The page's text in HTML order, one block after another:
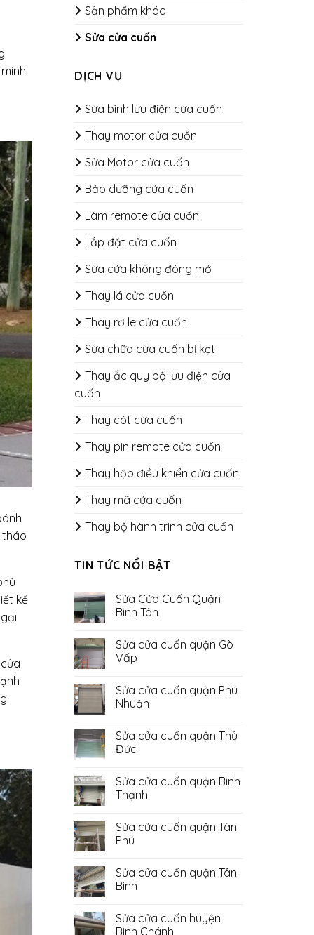
Sản phẩm khác
Sửa cửa cuốn
DỊCH VỤ
Sửa bình lưu điện cửa cuốn
Thay motor cửa cuốn
Sửa Motor cửa cuốn
Bảo dưỡng cửa cuốn
​​​​​​​Làm remote cửa cuốn
Lắp đặt cửa cuốn
Sửa cửa không đóng mở
Thay lá cửa cuốn
Thay rơ le cửa cuốn
Sửa chữa cửa cuốn bị kẹt
Thay ắc quy bộ lưu điện cửa
cuốn
Thay cót cửa cuốn
Thay pin remote cửa cuốn
Thay hộp điều khiển cửa cuốn
Thay mã cửa cuốn
Thay bộ hành trình cửa cuốn
TIN TỨC NỔI BẬT
Sửa Cửa Cuốn Quận
Bình Tân
bình
luận
ở
Cuốn
Quận
Bình
Sửa cửa cuốn quận Gò
Vấp
bình
luận
ở
cuốn
quận
Gò
Sửa cửa cuốn quận Phú
Nhuận
bình
luận
ở
cuốn
quận
Phú
Sửa cửa cuốn quận Thủ
Đức
bình
luận
ở
cuốn
quận
Thủ
Sửa cửa cuốn quận Bình
Thạnh
bình
luận
ở
cuốn
quận
Bình
Sửa cửa cuốn quận Tân
Phú
bình
luận
ở
cuốn
quận
Sửa cửa cuốn quận Tân
Bình
bình
luận
Sửa cửa cuốn huyện
Bình Chánh
tháo
kế